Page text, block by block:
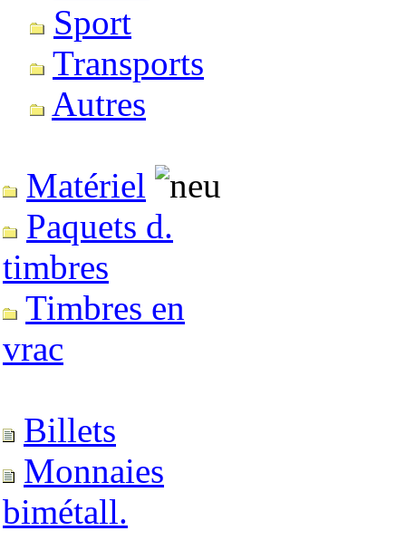
Sport
Transports
Autres
Matériel
Paquets d.
timbres
Timbres en
vrac
Billets
Monnaies
bimétall.